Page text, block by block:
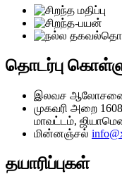
தொடர்பு
இலவச
முகவரி அறை
மாவட்டம்,
மின்னஞ்சல்
தயாரிப்புகள்